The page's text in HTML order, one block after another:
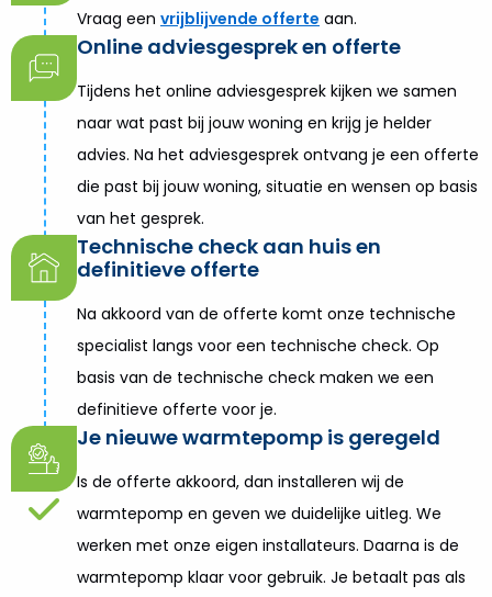
Vraag een vrijblijvende offerte aan.
Online adviesgesprek en offerte
Tijdens het online adviesgesprek kijken we samen
naar wat past bij jouw woning en krijg je helder
advies. Na het adviesgesprek ontvang je een offerte
die past bij jouw woning, situatie en wensen op basis
van het gesprek.
Technische check aan huis en
definitieve offerte
Na akkoord van de offerte komt onze technische
specialist langs voor een technische check. Op
basis van de technische check maken we een
definitieve offerte voor je.
Je nieuwe warmtepomp is geregeld
Is de offerte akkoord, dan installeren wij de
warmtepomp en geven we duidelijke uitleg. We
werken met onze eigen installateurs. Daarna is de
warmtepomp klaar voor gebruik. Je betaalt pas als